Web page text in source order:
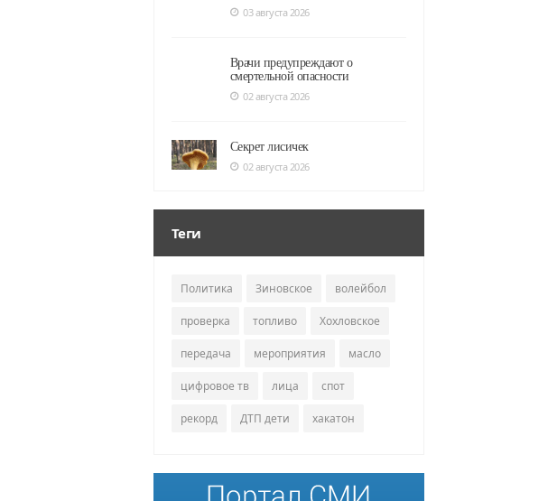
03 августа 2026
Врачи предупреждают о
смертельной опасности
02 августа 2026
Секрет лисичек
02 августа 2026
Теги
Политика Зиновское волейбол
проверка топливо Хохловское
передача мероприятия масло
цифровое тв лица спот
рекорд ДТП дети хакатон